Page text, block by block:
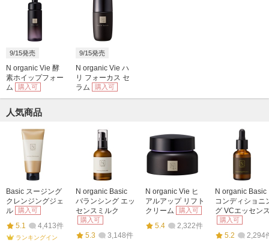
9/15発売
N organic Vie 酵
素ホイップフォー
ム
購入可
9/15発売
N organic Vie ハ
リ フォーカス セ
ラム
購入可
人気商品
Basic スージング
クレンジングジェ
ル
購入可
5.1 4,413件
ランキングイン
N organic Basic
バランシング エッ
センスミルク
購入可
5.3 3,148件
N organic Vie ヒ
アルアップ リフト
クリーム
購入可
5.4 2,322件
N organic Basic
コンディショニ
グ VCエッセン
購入可
5.2 2,294